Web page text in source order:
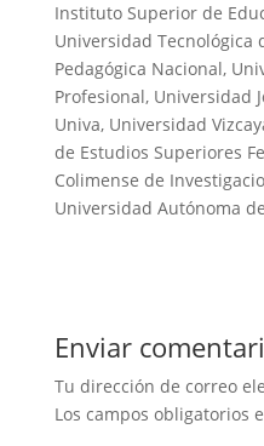
Instituto Superior de
Universidad Tecnológica
Pedagógica Nacional,
Profesional, Universidad
Univa, Universidad
de Estudios Superiores
Colimense de
Universidad Autónoma
Enviar
Tu dirección de correo
Los campos obligatorios